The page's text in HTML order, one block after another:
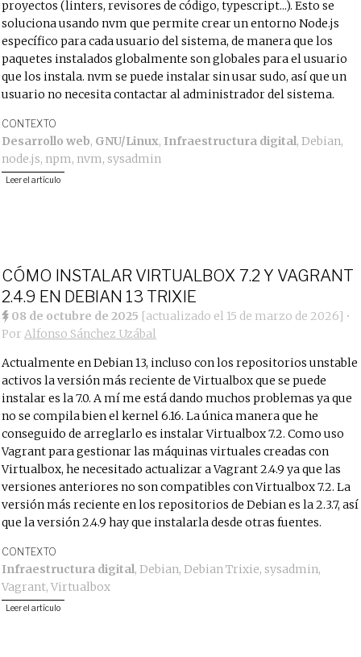
proyectos (linters, revisores de código, typescript...). Esto se
soluciona usando nvm que permite crear un entorno Node.js
específico para cada usuario del sistema, de manera que los
paquetes instalados globalmente son globales para el usuario
que los instala. nvm se puede instalar sin usar sudo, así que un
usuario no necesita contactar al administrador del sistema.
CONTEXTO
Desarrollo web, GNU/Linux, Infraestructura digital,Debian,
node.js, npm, nvm, sysadmin
Leer el artículo
CÓMO INSTALAR VIRTUALBOX 7.2 Y VAGRANT
2.4.9 EN DEBIAN 13 TRIXIE
08 de octubre de 2025 [actualizado el 15 de marzo de 2026] •
PorAlfonso Sánchez Uzábal
Actualmente en Debian 13, incluso con los repositorios unstable
activos la versión más reciente de Virtualbox que se puede
instalar es la 7.0. A mí me está dando muchos problemas ya que
no se compila bien el kernel 6.16. La única manera que he
conseguido de arreglarlo es instalar Virtualbox 7.2. Como uso
Vagrant para gestionar las máquinas virtuales creadas con
Virtualbox, he necesitado actualizar a Vagrant 2.4.9 ya que las
versiones anteriores no son compatibles con Virtualbox 7.2. La
versión más reciente en los repositorios de Debian es la 2.3.7, así
que la versión 2.4.9 hay que instalarla desde otras fuentes.
CONTEXTO
Infraestructura digital,Debian,Debian Trixie, sysadmin,
Vagrant,Virtualbox
Leer el artículo